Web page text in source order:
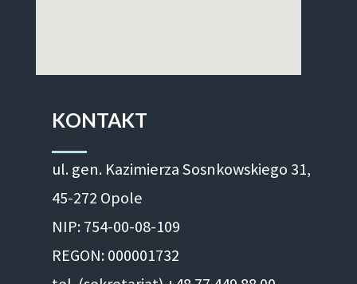
KONTAKT
ul. gen. Kazimierza Sosnkowskiego 31,
45-272 Opole
NIP: 754-00-08-109
REGON: 000001732